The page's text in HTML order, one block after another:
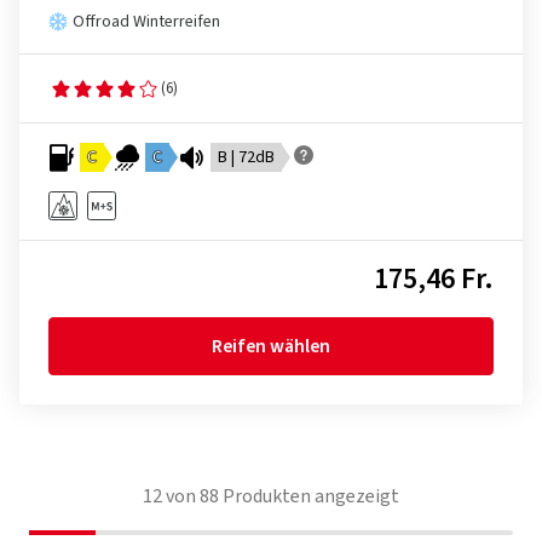
Offroad Winterreifen
(6)
C C B | 72dB
175,46 Fr.
Reifen wählen
12von88 Produkten angezeigt